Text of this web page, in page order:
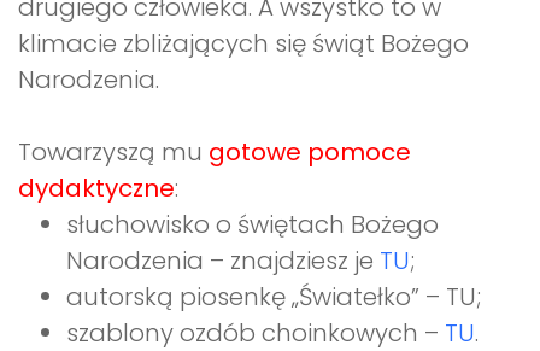
drugiego człowieka. A wszystko to w
klimacie zbliżających się świąt Bożego
Narodzenia.
Towarzyszą mu gotowe pomoce
dydaktyczne:
słuchowisko o świętach Bożego
Narodzenia – znajdziesz je TU;
autorską piosenkę „Światełko” – TU;
szablony ozdób choinkowych – TU.